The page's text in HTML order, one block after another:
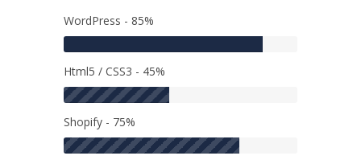
WordPress - 85%
Html5 / CSS3 - 45%
Shopify - 75%